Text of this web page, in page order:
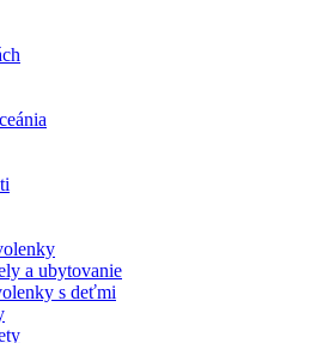
a ubytovanie
s deťmi